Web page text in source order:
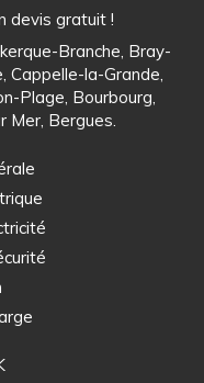
devis gratuit !
Branche, Bray-
Cappelle-la-Grande,
Plage, Bourbourg,
Mer, Bergues.